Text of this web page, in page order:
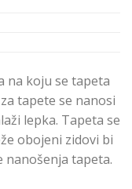
na koju se tapeta
tapete se nanosi
lepka. Tapeta se
obojeni zidovi bi
tapeta.